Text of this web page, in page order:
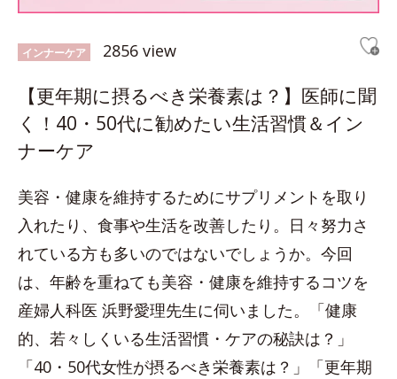
インナーケア 2856 view
【更年期に摂るべき栄養素は？】医師に聞
く！40・50代に勧めたい生活習慣＆イン
ナーケア
美容・健康を維持するためにサプリメントを取り
入れたり、食事や生活を改善したり。日々努力さ
れている方も多いのではないでしょうか。今回
は、年齢を重ねても美容・健康を維持するコツを
産婦人科医 浜野愛理先生に伺いました。「健康
的、若々しくいる生活習慣・ケアの秘訣は？」
「40・50代女性が摂るべき栄養素は？」「更年期